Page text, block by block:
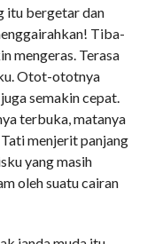
itu bergetar dan
Tiba-
mengeras. Terasa
Otot-ototnya
semakin cepat.
terbuka, matanya
Tati menjerit panjang
yang masih
oleh suatu cairan